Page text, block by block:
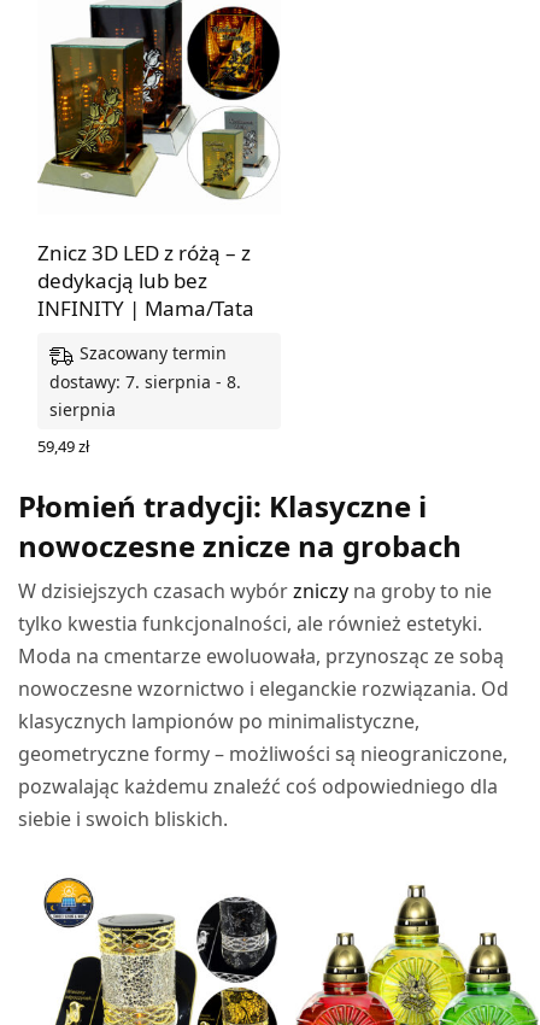
Znicz 3D LED z różą – z
dedykacją lub bez
INFINITY | Mama/Tata
Szacowany termin
dostawy: 7. sierpnia - 8.
sierpnia
59,49zł
Płomień tradycji: Klasyczne i
nowoczesne znicze na grobach
W dzisiejszych czasach wybórzniczy na groby to nie
tylko kwestia funkcjonalności, ale również estetyki.
Moda na cmentarze ewoluowała, przynosząc ze sobą
nowoczesne wzornictwo i eleganckie rozwiązania. Od
klasycznych lampionów po minimalistyczne,
geometryczne formy – możliwości są nieograniczone,
pozwalając każdemu znaleźć coś odpowiedniego dla
siebie i swoich bliskich.